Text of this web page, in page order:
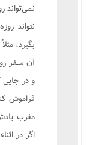
نمی‌تواند
نتواند
بگیرد،
آن سفر
و در جایی
فراموش
مغرب
اگر در